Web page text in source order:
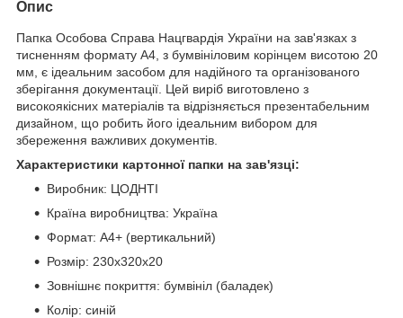
Опис
Папка Особова Справа Нацгвардія України на зав'язках з
тисненням формату А4, з бумвініловим корінцем висотою 20
мм, є ідеальним засобом для надійного та організованого
зберігання документації. Цей виріб виготовлено з
високоякісних матеріалів та відрізняється презентабельним
дизайном, що робить його ідеальним вибором для
збереження важливих документів.
Характеристики картонної папки на зав'язці:
Виробник: ЦОДНТІ
Країна виробництва: Україна
Формат: А4+ (вертикальний)
Розмір: 230х320х20
Зовнішнє покриття: бумвініл (баладек)
Колір: синій